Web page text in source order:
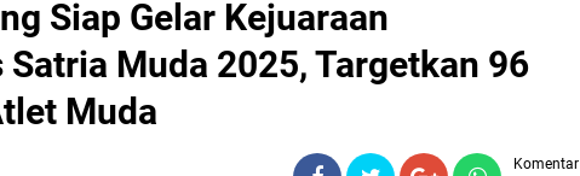
Siap Gelar Kejuaraan
Muda 2025, Targetkan 96
Muda
Komentar